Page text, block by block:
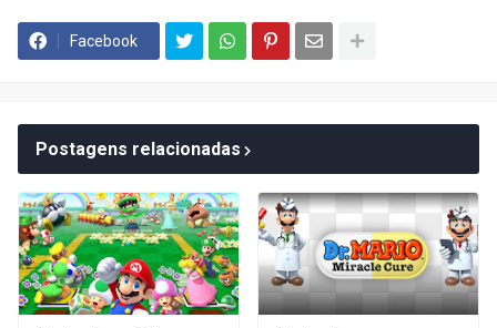
Facebook
Postagens relacionadas